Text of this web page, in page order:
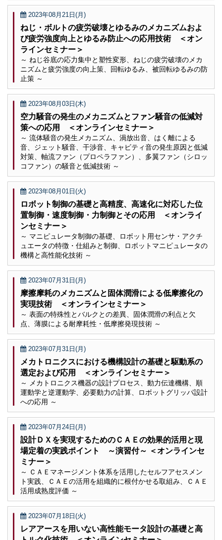
2023年08月21日(月)
ねじ・ボルトの疲労破壊とゆるみのメカニズムおよ
び疲労強度向上とゆるみ防止への応用技術 ＜オン
ラインセミナー＞
～ ねじ谷底の応力集中と塑性変形、ねじの疲労破壊のメカ
ニズムと疲労強度の向上策、回転ゆるみ、被回転ゆるみの防
止策 ～
2023年08月03日(木)
空力騒音の発生のメカニズムとファン騒音の低減対
策への応用 ＜オンラインセミナー＞
～ 流体騒音の発生メカニズム、渦放出音、はく離による
音、ジェット騒音、干渉音、キャビティ音の発生原因と低減
対策、軸流ファン（プロペラファン）、多翼ファン（シロッ
コファン）の騒音と低減技術 ～
2023年08月01日(火)
ロボット制御の基礎と高精度、高速化に対応した位
置制御・速度制御・力制御とその応用 ＜オンライ
ンセミナー＞
～ マニピュレータ制御の基礎、ロボット用センサ・アクチ
ュエータの特徴・仕組みと制御、ロボットマニピュレータの
機構と高性能化技術 ～
2023年07月31日(月)
摩擦摩耗のメカニズムと固体潤滑による低摩擦化の
実現技術 ＜オンラインセミナー＞
～ 表面の特殊性とバルクとの差異、固体潤滑の利点と欠
点、薄膜による耐摩耗性・低摩擦発現技術 ～
2023年07月31日(月)
メカトロニクスにおける機構設計の基礎と駆動系の
選定および応用 ＜オンラインセミナー＞
～ メカトロニクス機器の設計プロセス、動力伝達機構、順
運動学と逆運動学、必要動力の計算、ロボットグリッパ設計
への応用 ～
2023年07月24日(月)
設計ＤＸを実現するためのＣＡＥの効果的活用と現
場定着の実践ポイント ～演習付～ ＜オンラインセ
ミナー＞
～ ＣＡＥマネージメント体系を活用したセルフアセスメン
ト実践、ＣＡＥの活用を組織的に根付かせる取組み、ＣＡＥ
活用成熟度評価 ～
2023年07月18日(火)
レアアースを用いない高性能モータ設計の基礎と高